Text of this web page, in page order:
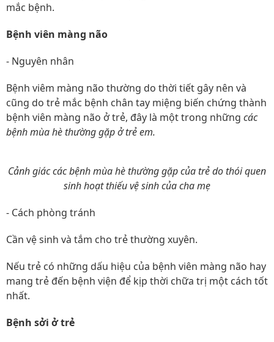
mắc bệnh.
Bệnh viên màng não
- Nguyên nhân
Bệnh viêm màng não thường do thời tiết gây nên và
cũng do trẻ mắc bệnh chân tay miệng biến chứng thành
bệnh viên màng não ở trẻ, đây là một trong những các
bệnh mùa hè thường gặp ở trẻ em.
Cảnh giác các bệnh mùa hè thường gặp của trẻ do thói quen
sinh hoạt thiếu vệ sinh của cha mẹ
- Cách phòng tránh
Cần vệ sinh và tắm cho trẻ thường xuyên.
Nếu trẻ có những dấu hiệu của bệnh viên màng não hay
mang trẻ đến bệnh viện để kịp thời chữa trị một cách tốt
nhất.
Bệnh sởi ở trẻ